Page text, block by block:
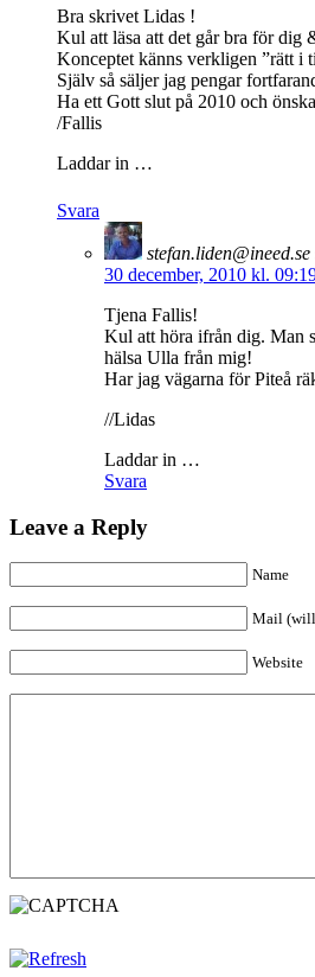
Bra skrivet Lidas !
Kul att läsa att det går bra för dig
Konceptet känns verkligen ”rätt i
Själv så säljer jag pengar
Ha ett Gott slut på 2010 och
/Fallis
Laddar in …
Svara
stefan.liden@ineed.se
30 december, 2010 kl.
Tjena Fallis!
Kul att höra ifrån dig. Man
hälsa Ulla från mig!
Har jag vägarna för Piteå
//Lidas
Laddar in …
Svara
Leave a Reply
Name
Mail (will
Website